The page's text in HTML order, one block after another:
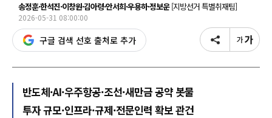
송정훈·한석진·이창원·김아령·안서희·우용하·정보운[지방선거 특별취재팀]
2026-05-31 08:00:00
구글 검색 선호 출처로 추가
반도체·AI·우주항공·조선·새만금 공약 봇물
투자 규모·인프라·규제·전문인력 확보 관건